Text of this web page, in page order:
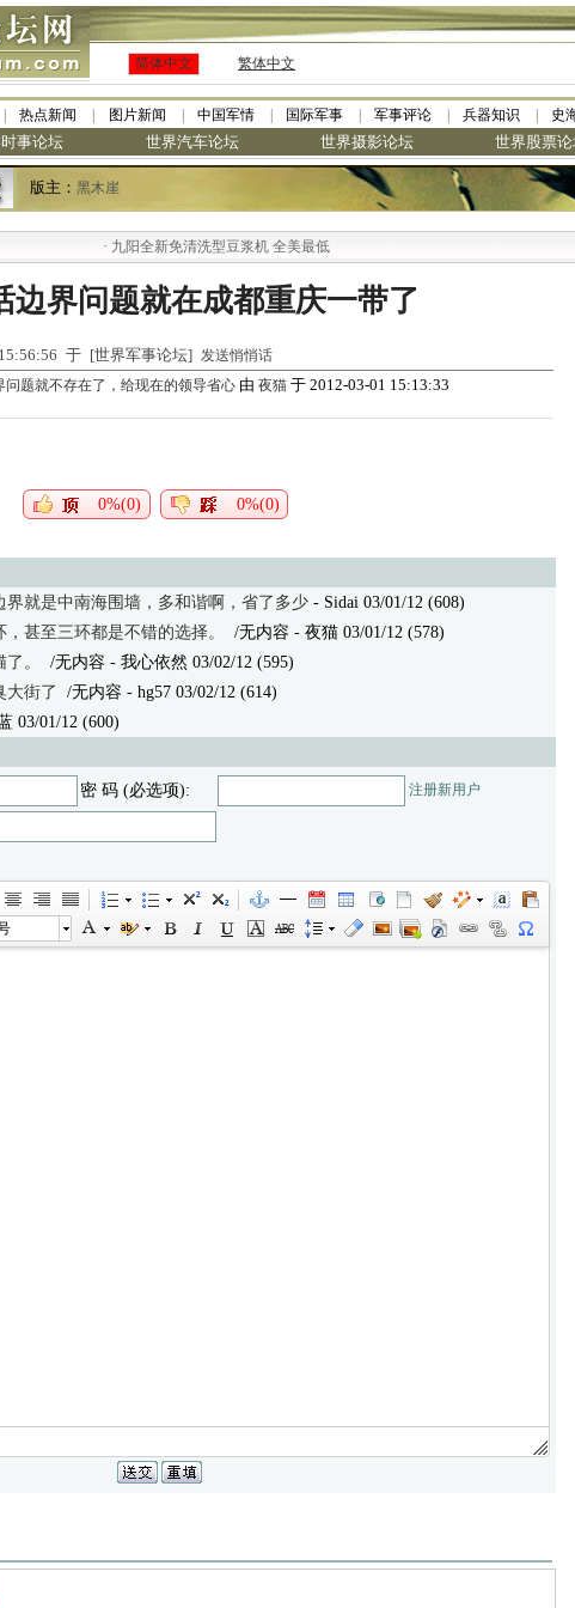
简体中文 繁体中文
热点新闻 图片新闻 中国军情 国际军事 军事评论 兵器知识 史
事论坛 世界汽车论坛 世界摄影论坛 世界股票
版主： 黑木崖
九阳全新免清洗型豆浆机 全美最低
边界问题就在成都重庆一带了
于 [世界军事论坛] 发送悄悄话
题就不存在了，给现在的领导省心 由 夜猫 于 2012-03-01 15:13:33
0%(0) 0%(0)
就是中南海围墙，多和谐啊，省了多少 - Sidai 03/01/12 (608)
甚至三环都是不错的选择。
/无内容 - 夜猫 03/01/12 (578)
。
/无内容 - 我心依然 03/02/12 (595)
大街了
/无内容 - hg57 03/02/12 (614)
03/01/12 (600)
密 码 (必选项): 注册新用户